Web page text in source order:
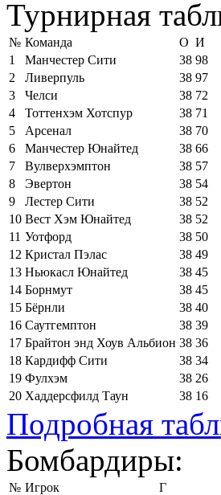
Турнирная
№ Команда О И
1
Манчестер Сити 38 98
2
Ливерпуль 38 97
3
Челси 38 72
4
Тоттенхэм Хотспур 38 71
5
Арсенал 38 70
6
Манчестер Юнайтед 38 66
7
Вулверхэмптон 38 57
8
Эвертон 38 54
9
Лестер Сити 38 52
10 Вест Хэм Юнайтед 38 52
11 Уотфорд 38 50
12 Кристал Пэлас 38 49
13 Ньюкасл Юнайтед 38 45
14 Борнмут 38 45
15 Бёрнли 38 40
16 Саутгемптон 38 39
17 Брайтон энд Хоув Альбион 38 36
18 Кардифф Сити 38 34
19 Фулхэм 38 26
20 Хаддерсфилд Таун 38 16
Подробная
Бомбардиры:
№ Игрок
Г